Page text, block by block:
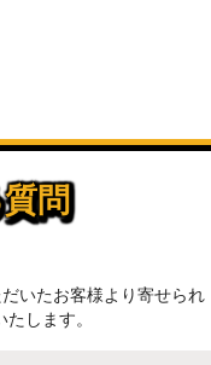
問
いたお客様より寄せられ
します。